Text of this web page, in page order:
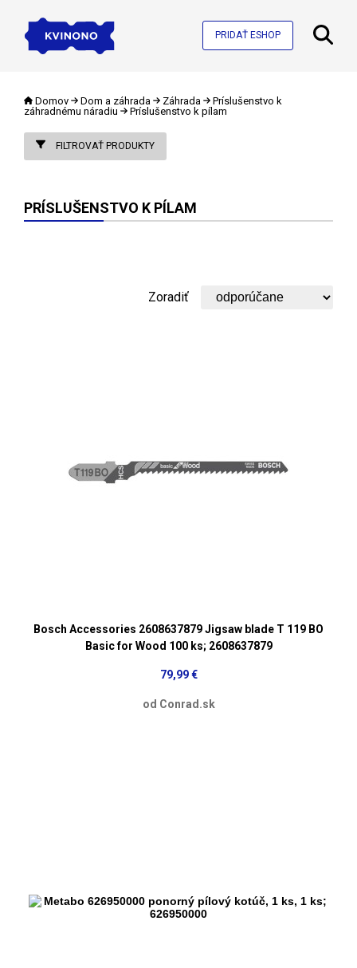
PRIDAŤ ESHOP
Domov Dom a záhrada Záhrada
Príslušenstvo k
záhradnému náradiu
Príslušenstvo k pílam
FILTROVAŤ PRODUKTY
PRÍSLUŠENSTVO K PÍLAM
Zoradiť
Bosch Accessories 2608637879 Jigsaw blade T 119 BO
Basic for Wood 100 ks; 2608637879
79,99 €
od Conrad.sk